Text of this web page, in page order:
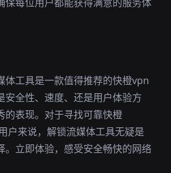
体工具是一款值得推荐的快橙vpn
安全性、速度、还是用户体验方
的表现。对于寻找可靠快橙
户来说，解锁流媒体工具无疑是
。立即体验，感受安全畅快的网络